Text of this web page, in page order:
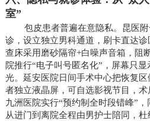
室”
包皮患者普遍在意隐私。昆医
诊，设立独立男科通道，刷卡直达
查床采用磨砂隔帘+白噪声音箱，阻
院推行“电子叫号匿名化”，屏幕只
光。延安医院日间手术中心把恢复
者独立液晶屏，可自选影视节目，
九洲医院实行“预约制全时段错峰”
从进门到离院全程由男护士陪同，杜